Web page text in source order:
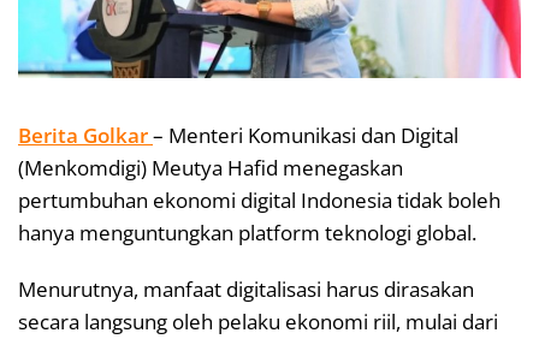
Berita Golkar– Menteri Komunikasi dan Digital
(Menkomdigi) Meutya Hafid menegaskan
pertumbuhan ekonomi digital Indonesia tidak boleh
hanya menguntungkan platform teknologi global.
Menurutnya, manfaat digitalisasi harus dirasakan
secara langsung oleh pelaku ekonomi riil, mulai dari